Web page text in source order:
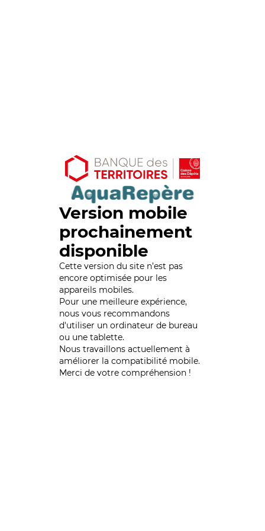
Version mobile
prochainement
disponible
Cette version du site n’est pas
encore optimisée pour les
appareils mobiles.
Pour une meilleure expérience,
nous vous recommandons
d'utiliser un ordinateur de bureau
ou une tablette.
Nous travaillons actuellement à
améliorer la compatibilité mobile.
Merci de votre compréhension !